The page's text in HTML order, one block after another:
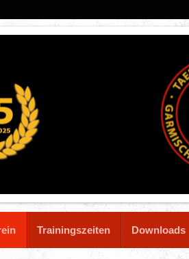
Trainingszeiten Downloads